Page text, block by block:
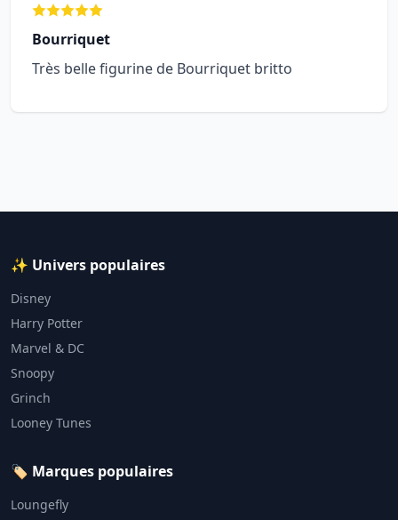
Bourriquet
Très belle figurine de Bourriquet britto
✨ Univers populaires
Disney
Harry Potter
Marvel & DC
Snoopy
Grinch
Looney Tunes
🏷️ Marques populaires
Loungefly